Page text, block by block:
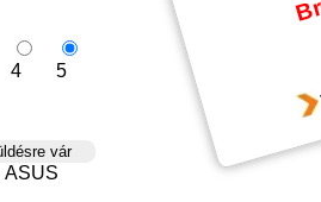
4 5
ASUS